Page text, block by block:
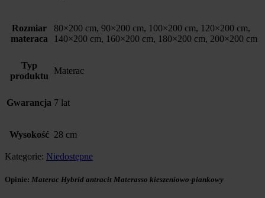
Rozmiar
materaca
80×200 cm, 90×200 cm, 100×200 cm, 120×200 cm,
140×200 cm, 160×200 cm, 180×200 cm, 200×200 cm
Typ
produktu
Materac
Gwarancja 7 lat
Wysokość 28 cm
Kategorie: Niedostępne
Opinie: Materac Hybrid antracit Materasso kieszeniowo-piankowy